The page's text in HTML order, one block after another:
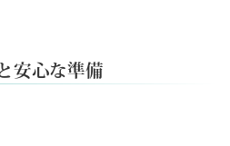
安心な準備